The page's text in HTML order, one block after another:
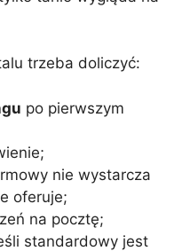
trzeba doliczyć:
po pierwszym
nie wystarcza
oferuje;
na pocztę;
standardowy jest